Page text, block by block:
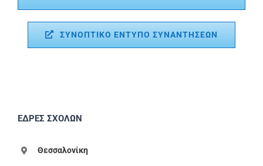
ΣΥΝΟΠΤΙΚΟ ΕΝΤΥΠΟ ΣΥΝΑΝΤΗΣΕΩΝ
ΕΔΡΕΣ ΣΧΟΛΩΝ
Θεσσαλονίκη